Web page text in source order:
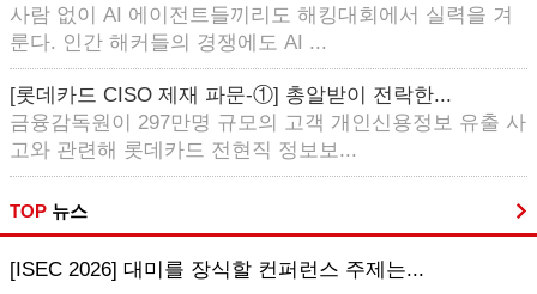
사람 없이 AI 에이전트들끼리도 해킹대회에서 실력을 겨
룬다. 인간 해커들의 경쟁에도 AI ...
[롯데카드 CISO 제재 파문-①] 총알받이 전락한...
금융감독원이 297만명 규모의 고객 개인신용정보 유출 사
고와 관련해 롯데카드 전현직 정보보...
TOP 뉴스
[ISEC 2026] 대미를 장식할 컨퍼런스 주제는...